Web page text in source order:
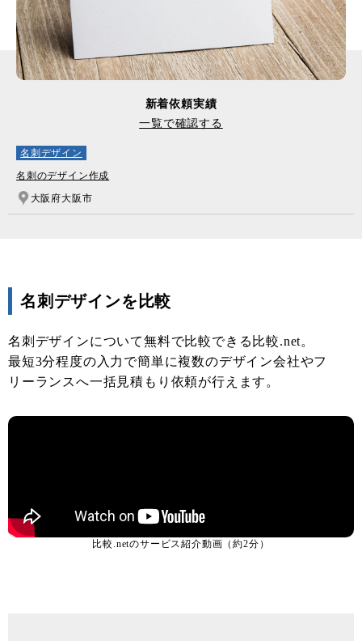
新着依頼実績
一覧で確認する
名刺デザイン
名刺のデザイン作成
大阪府大阪市
名刺デザインを比較
名刺デザインについて無料で比較できる比較.net。
最短3分程度の入力で簡単に複数のデザイン会社やフ
リーランスへ一括見積もり依頼が行えます。
比較.netのサービス紹介動画（約2分）